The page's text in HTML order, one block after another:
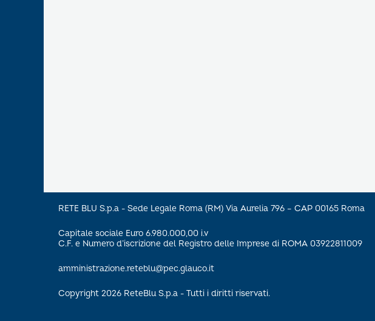
RETE BLU S.p.a - Sede Legale Roma (RM) Via Aurelia 796 – CAP 00165 Roma
Capitale sociale Euro 6.980.000,00 i.v
C.F. e Numero d’iscrizione del Registro delle Imprese di ROMA 03922811009
amministrazione.reteblu@pec.glauco.it
Copyright 2026 ReteBlu S.p.a - Tutti i diritti riservati.